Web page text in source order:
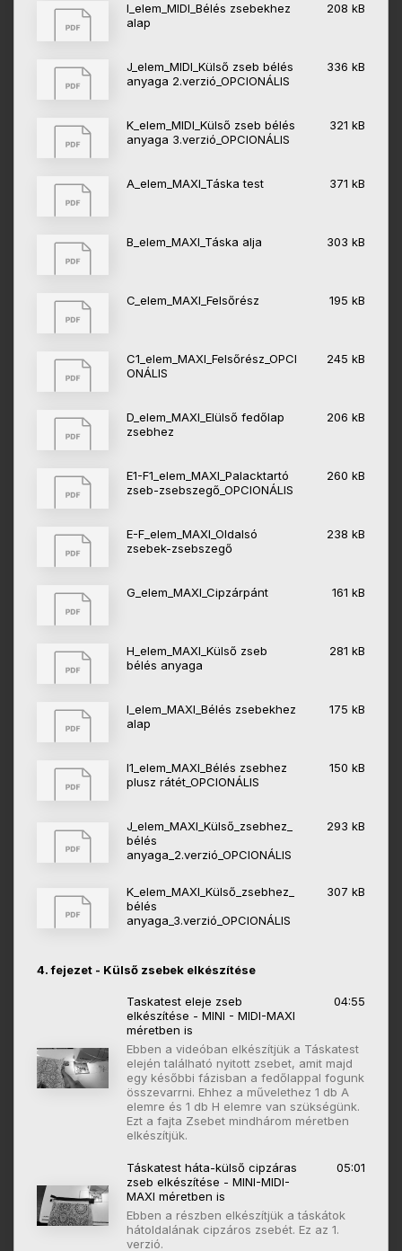
I_elem_MIDI_Bélés zsebekhez
alap
208 kB
J_elem_MIDI_Külső zseb bélés
anyaga 2.verzió_OPCIONÁLIS
336 kB
K_elem_MIDI_Külső zseb bélés
anyaga 3.verzió_OPCIONÁLIS
321 kB
A_elem_MAXI_Táska test 371 kB
B_elem_MAXI_Táska alja 303 kB
C_elem_MAXI_Felsőrész 195 kB
C1_elem_MAXI_Felsőrész_OPCI
ONÁLIS
245 kB
D_elem_MAXI_Elülső fedőlap
zsebhez
206 kB
E1-F1_elem_MAXI_Palacktartó
zseb-zsebszegő_OPCIONÁLIS
260 kB
E-F_elem_MAXI_Oldalsó
zsebek-zsebszegő
238 kB
G_elem_MAXI_Cipzárpánt 161 kB
H_elem_MAXI_Külső zseb
bélés anyaga
281 kB
I_elem_MAXI_Bélés zsebekhez
alap
175 kB
I1_elem_MAXI_Bélés zsebhez
plusz rátét_OPCIONÁLIS
150 kB
J_elem_MAXI_Külső_zsebhez_
bélés
anyaga_2.verzió_OPCIONÁLIS
293 kB
K_elem_MAXI_Külső_zsebhez_
bélés
anyaga_3.verzió_OPCIONÁLIS
307 kB
4. fejezet - Külső zsebek elkészítése
Taskatest eleje zseb
elkészítése - MINI - MIDI-MAXI
méretben is
04:55
Ebben a videóban elkészítjük a Táskatest
elején található nyitott zsebet, amit majd
egy későbbi fázisban a fedőlappal fogunk
összevarrni. Ehhez a művelethez 1 db A
elemre és 1 db H elemre van szükségünk.
Ezt a fajta Zsebet mindhárom méretben
elkészítjük.
Táskatest háta-külső cipzáras
zseb elkészítése - MINI-MIDI-
MAXI méretben is
05:01
Ebben a részben elkészítjük a táskátok
hátoldalának cipzáros zsebét. Ez az 1.
verzió.